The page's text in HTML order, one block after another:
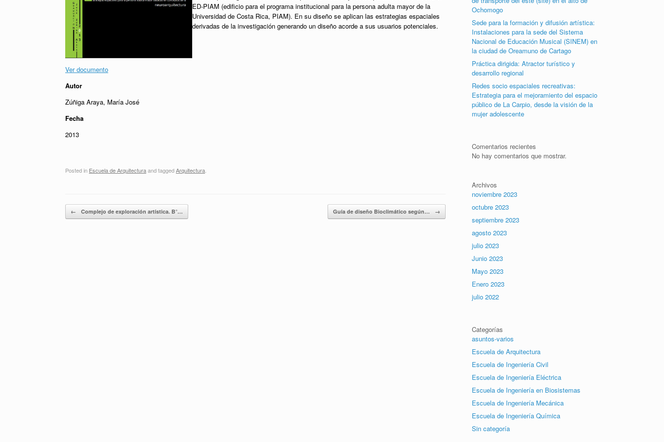
Ver documento
Autor
Zúñiga Araya, María José
Fecha
2013
ED-PIAM (edificio para el programa institucional para la persona adulta mayor de la
Universidad de Costa Rica, PIAM). En su diseño se aplican las estrategias espaciales
derivadas de la investigación generando un diseño acorde a sus usuarios potenciales.
Posted in Escuela de Arquitecturaand taggedArquitectura.
Post navigation
← Complejo de exploración artística. B°… Guía de diseño Bioclimático según… →
Ochomogo
Sede para la formación y difusión artística:
Instalaciones para la sede del Sistema
Nacional de Educación Musical (SINEM) en
la ciudad de Oreamuno de Cartago
Práctica dirigida: Atractor turístico y
desarrollo regional
Redes socio espaciales recreativas:
Estrategia para el mejoramiento del espacio
público de La Carpio, desde la visión de la
mujer adolescente
Comentarios recientes
No hay comentarios que mostrar.
Archivos
noviembre 2023
octubre 2023
septiembre 2023
agosto 2023
julio 2023
Junio 2023
Mayo 2023
Enero 2023
julio 2022
Categorías
asuntos-varios
Escuela de Arquitectura
Escuela de Ingeniería Civil
Escuela de Ingeniería Eléctrica
Escuela de Ingeniería en Biosistemas
Escuela de Ingeniería Mecánica
Escuela de Ingeniería Química
Sin categoría